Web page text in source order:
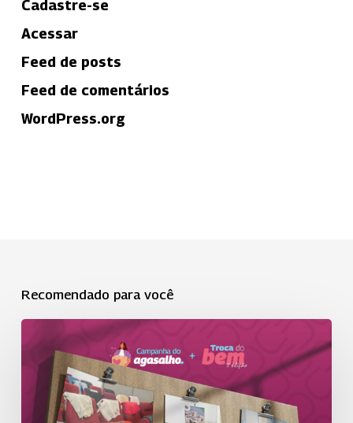
Cadastre-se
Acessar
Feed de posts
Feed de comentários
WordPress.org
Recomendado para você
Campanha
do
Agasalho
2026